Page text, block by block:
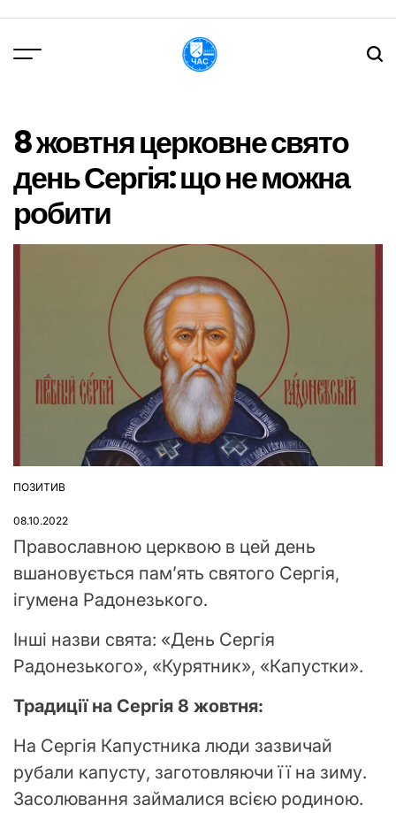
вмісту
8 жовтня церковне свято
день Сергія: що не можна
робити
ОПУБЛІКУВАТИ
ПОЗИТИВ
08.10.2022
Православною церквою в цей день
вшановується пам’ять святого Сергія,
ігумена Радонезького.
Інші назви свята: «День Сергія
Радонезького», «Курятник», «Капустки».
Традиції на Сергія 8 жовтня:
На Сергія Капустника люди зазвичай
рубали капусту, заготовляючи її на зиму.
Засолювання займалися всією родиною.